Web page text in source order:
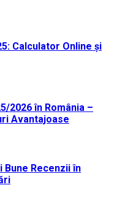
Calculator Online și
2026 în România –
Avantajoase
Bune Recenzii în